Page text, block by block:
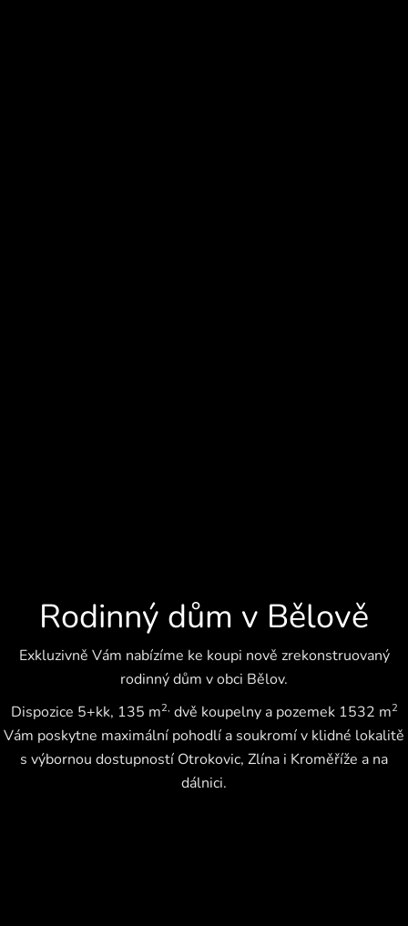
Rodinný dům v Bělově
Exkluzivně Vám nabízíme ke koupi nově zrekonstruovaný
rodinný dům v obci Bělov.
Dispozice 5+kk, 135 m2, dvě koupelny a pozemek 1532 m2
Vám poskytne maximální pohodlí a soukromí v klidné lokalitě
s výbornou dostupností Otrokovic, Zlína i Kroměříže a na
dálnici.